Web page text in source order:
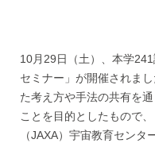
10月29日（土）、本学
セミナー」が開催されま
た考え方や手法の共有を
ことを目的としたもので
（JAXA）宇宙教育セン